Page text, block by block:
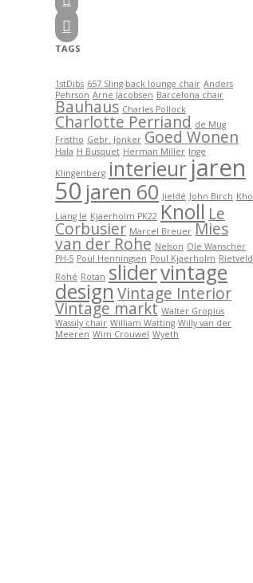

TAGS
1stDibs 657 Sling-back lounge chair Anders
Pehrson Arne Jacobsen Barcelona chair
Bauhaus Charles Pollock
Charlotte Perriand de Mug
Fristho Gebr. Jonker Goed Wonen
Hala H Busquet Herman Miller Inge
Klingenberg interieur jaren
50 jaren 60 Jieldé John Birch Kho
Liang Ie Kjaerholm PK22 Knoll Le
Corbusier Marcel Breuer Mies
van der Rohe Nelson Ole Wanscher
PH-5 Poul Henningsen Poul Kjaerholm Rietveld
Rohé Rotan slidervintage
designVintage Interior
Vintage markt Walter Gropius
Wassily chair William Watting Willy van der
Meeren Wim Crouwel Wyeth